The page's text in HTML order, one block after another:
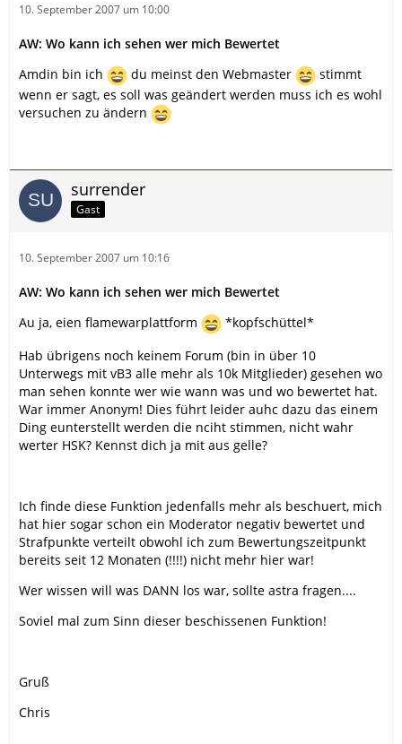
10. September 2007 um 10:00
AW: Wo kann ich sehen wer mich Bewertet
Amdin bin ich
du meinst den Webmaster
stimmt
wenn er sagt, es soll was geändert werden muss ich es wohl
versuchen zu ändern
surrender
Gast
10. September 2007 um 10:16
AW: Wo kann ich sehen wer mich Bewertet
Au ja, eien flamewarplattform
*kopfschüttel*
Hab übrigens noch keinem Forum (bin in über 10
Unterwegs mit vB3 alle mehr als 10k Mitglieder) gesehen wo
man sehen konnte wer wie wann was und wo bewertet hat.
War immer Anonym! Dies führt leider auhc dazu das einem
Ding eunterstellt werden die nciht stimmen, nicht wahr
werter HSK? Kennst dich ja mit aus gelle?
Ich finde diese Funktion jedenfalls mehr als beschuert, mich
hat hier sogar schon ein Moderator negativ bewertet und
Strafpunkte verteilt obwohl ich zum Bewertungszeitpunkt
bereits seit 12 Monaten (!!!!) nicht mehr hier war!
Wer wissen will was DANN los war, sollte astra fragen....
Soviel mal zum Sinn dieser beschissenen Funktion!
Gruß
Chris